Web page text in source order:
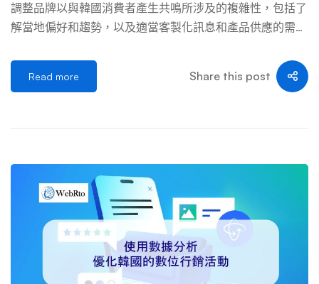
調整品牌以與韓國消費者產生共鳴所涉及的複雜性，包括了
解當地偏好和趨勢，以及適當客製化訊息和產品供應的需
供卓越客戶服務的策略，從而確保品牌不僅進入這個競爭市
場，而且在這個競爭市場中取得持續成功。 要點： 在當今
受眾產生共鳴。這需要專注於內容在地化並了解區域策略，
以有效地與當地受眾互動。 了解行銷策略、內容在地化以
及社群影響力的影響可以使品牌有能力創建有效的在地化活
動，滿足韓國消費者的期望，同時保持強大的全球影響力。
利用社群媒體和線上購物趨勢對於提高受眾參與度和衡量內
容表現至關重要。 在地化對於在韓國取得成功的重要性 在
地化對於全球品牌在韓國的成功發揮著至關重要的作用，這
Read more Share this post